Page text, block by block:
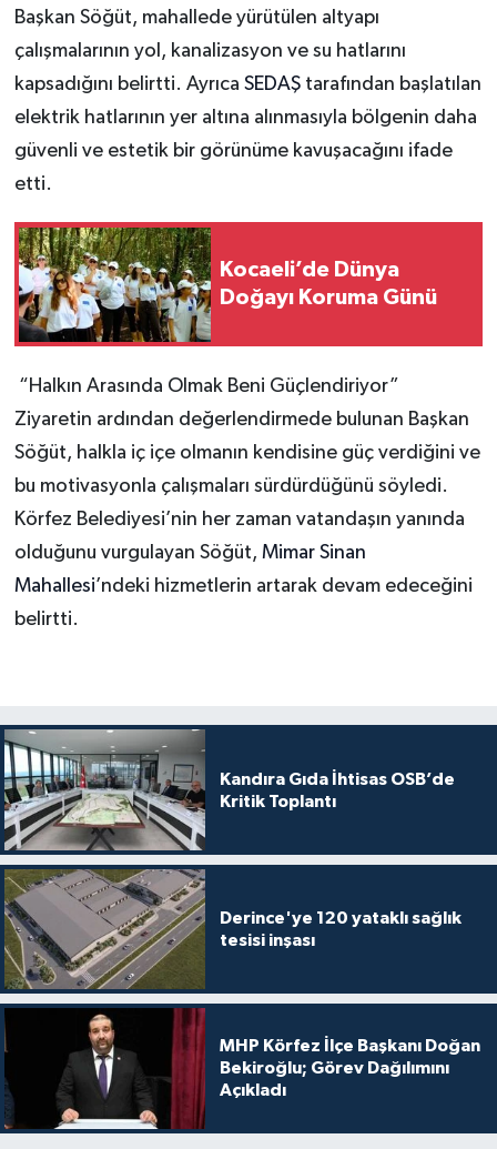
Başkan Söğüt, mahallede yürütülen altyapı
çalışmalarının yol, kanalizasyon ve su hatlarını
kapsadığını belirtti. Ayrıca SEDAŞ tarafından başlatılan
elektrik hatlarının yer altına alınmasıyla bölgenin daha
güvenli ve estetik bir görünüme kavuşacağını ifade
etti.
Kocaeli’de Dünya
Doğayı Koruma Günü
“Halkın Arasında Olmak Beni Güçlendiriyor”
Ziyaretin ardından değerlendirmede bulunan Başkan
Söğüt, halkla iç içe olmanın kendisine güç verdiğini ve
bu motivasyonla çalışmaları sürdürdüğünü söyledi.
Körfez Belediyesi’nin her zaman vatandaşın yanında
olduğunu vurgulayan Söğüt, Mimar Sinan
Mahallesi’ndeki hizmetlerin artarak devam edeceğini
belirtti.
Kandıra Gıda İhtisas OSB’de
Kritik Toplantı
Derince'ye 120 yataklı sağlık
tesisi inşası
MHP Körfez İlçe Başkanı Doğan
Bekiroğlu; Görev Dağılımını
Açıkladı